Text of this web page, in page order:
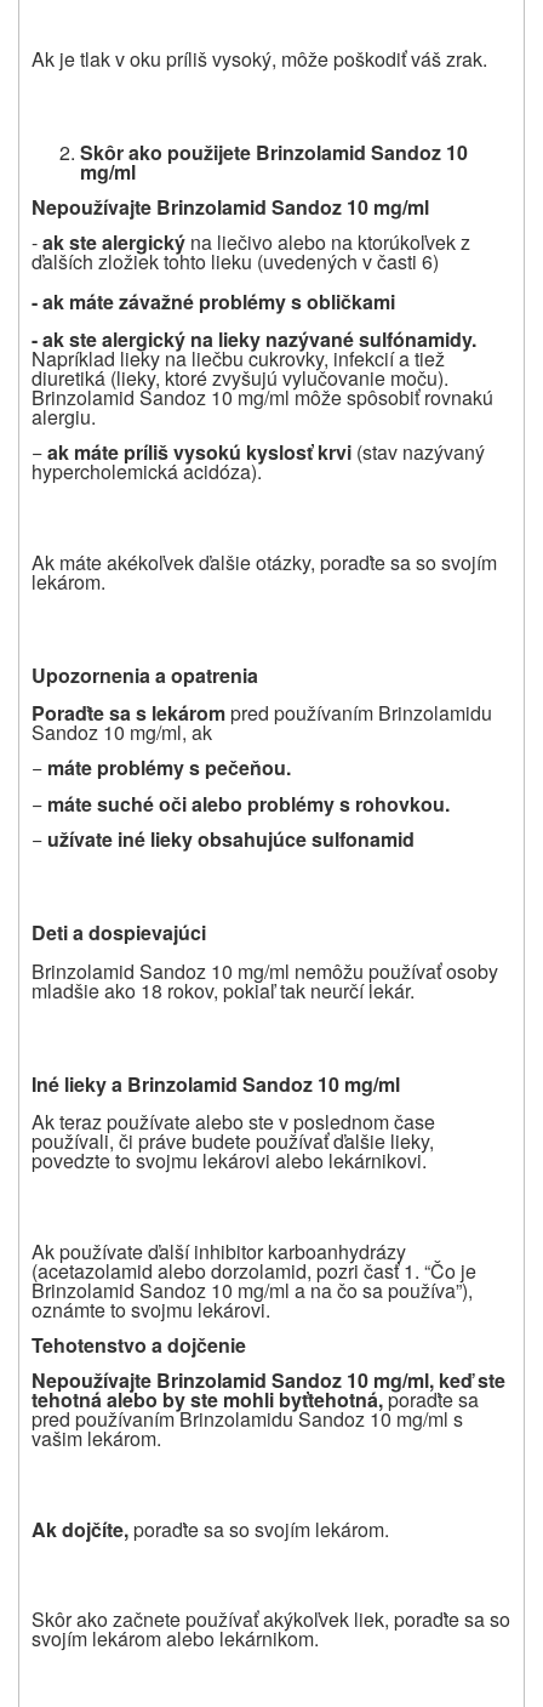
Ak je tlak v oku príliš vysoký, môže poškodiť váš zrak.
Skôr ako použijete Brinzolamid Sandoz 10
mg/ml
Nepoužívajte Brinzolamid Sandoz 10 mg/ml
-ak ste alergický na liečivo alebo na ktorúkoľvekz
ďalších zložiek tohto lieku (uvedených v časti 6)
- ak máte závažné problémy s obličkami
- ak ste alergický na lieky nazývané sulfónamidy.
Napríklad lieky na liečbu cukrovky, infekcií a tiež
diuretiká (lieky, ktoré zvyšujú vylučovanie moču).
Brinzolamid Sandoz 10 mg/ml môže spôsobiť rovnakú
alergiu.
−ak máte príliš vysokú kyslosť krvi (stav nazývaný
hypercholemická acidóza).
Ak máte akékoľvek ďalšie otázky, poraďte sa so svojím
lekárom.
Upozornenia a opatrenia
Poraďte sa s lekárompred používaním Brinzolamidu
Sandoz 10 mg/ml, ak
− máte problémy s pečeňou.
− máte suché oči alebo problémy s rohovkou.
− užívate iné lieky obsahujúce sulfonamid
Deti a dospievajúci
Brinzolamid Sandoz 10 mg/ml nemôžu používať osoby
mladšie ako 18 rokov, pokiaľ tak neurčí lekár.
Iné lieky a Brinzolamid Sandoz 10 mg/ml
Ak teraz používate alebo ste v poslednom čase
používali, či práve budete používať ďalšie lieky,
povedzte to svojmu lekárovi alebo lekárnikovi.
Ak používate ďalší inhibitor karboanhydrázy
(acetazolamid alebo dorzolamid, pozri časť 1. “Čo je
Brinzolamid Sandoz 10 mg/ml a na čo sa používa”),
oznámte to svojmu lekárovi.
Tehotenstvo a dojčenie
Nepoužívajte Brinzolamid Sandoz 10 mg/ml, keďste
tehotná alebo by ste mohli byťtehotná,poraďte sa
pred používaním Brinzolamidu Sandoz 10 mg/ml s
vašim lekárom.
Ak dojčíte,poraďte sa so svojím lekárom.
Skôr ako začnete používať akýkoľvek liek, poraďte sa so
svojím lekárom alebo lekárnikom.